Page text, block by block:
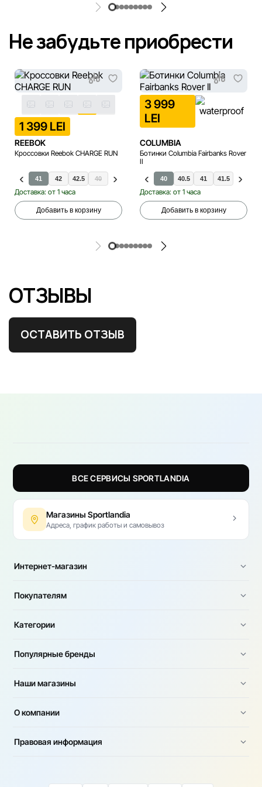
Не забудьте приобрести
1 399 LEI
REEBOK
Кроссовки Reebok CHARGE RUN
41 42 42.5 40 43 45
Доставка: от 1 часа
Добавить в корзину
3 999
LEI
COLUMBIA
Ботинки Columbia Fairbanks Rover
II
40 40.5 41 41.5 42
Доставка: от 1 часа
Добавить в корзину
ОТЗЫВЫ
ОСТАВИТЬ ОТЗЫВ
ВСЕ СЕРВИСЫ SPORTLANDIA
Магазины Sportlandia
Адреса, график работы и самовывоз
Интернет-магазин
Покупателям
Категории
Популярные бренды
Наши магазины
О компании
Правовая информация